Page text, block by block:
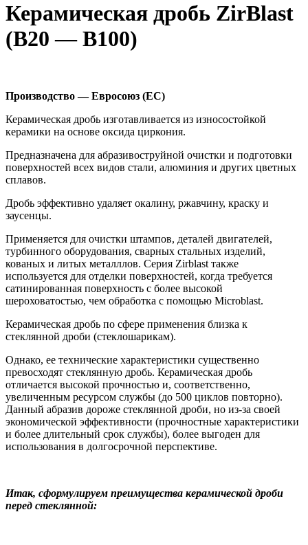
Керамическая дробь ZirBlast
(B20 — B100)
Производство — Евросоюз (ЕС)
Керамическая дробь изготавливается из износостойкой
керамики на основе оксида циркония.
Предназначена для абразивоструйной очистки и подготовки
поверхностей всех видов стали, алюминия и других цветных
сплавов.
Дробь эффективно удаляет окалину, ржавчину, краску и
заусенцы.
Применяется для очистки штампов, деталей двигателей,
турбинного оборудования, сварных стальных изделий,
кованых и литых металллов. Серия Zirblast также
используется для отделки поверхностей, когда требуется
сатинированная поверхность с более высокой
шероховатостью, чем обработка с помощью Microblast.
Керамическая дробь по сфере применения близка к
стеклянной дроби (стеклошарикам).
Однако, ее технические характеристики существенно
превосходят стеклянную дробь. Керамическая дробь
отличается высокой прочностью и, соответственно,
увеличенным ресурсом службы (до 500 циклов повторно).
Данный абразив дороже стеклянной дроби, но из-за своей
экономической эффективности (прочностные характеристики
и более длительный срок службы), более выгоден для
использования в долгосрочной перспективе.
Итак, сформулируем преимущества керамической дроби
перед стеклянной: